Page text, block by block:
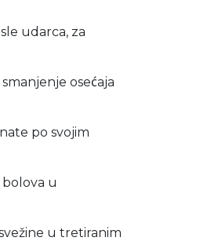
udarca, za
osećaja
po svojim
u
u tretiranim